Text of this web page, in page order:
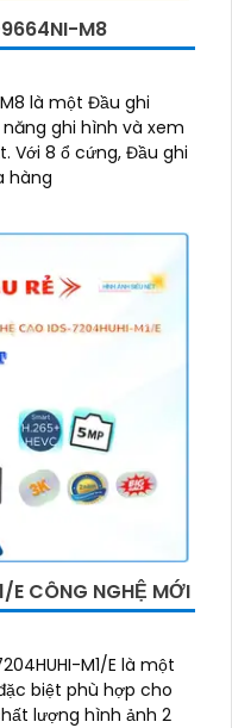
9664NI-M8
là một Đầu ghi
ghi hình và xem
hàng
CÔNG NGHỆ MỚI
M1/E là một
biệt phù hợp cho
chất lượng hình ảnh 2